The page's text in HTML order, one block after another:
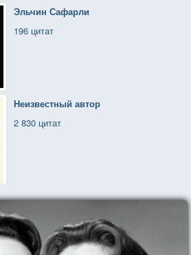
Эльчин Сафарли
196 цитат
Неизвестный автор
2 830 цитат